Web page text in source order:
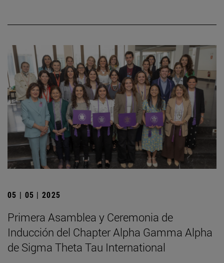
05 | 05 | 2025
Primera Asamblea y Ceremonia de
Inducción del Chapter Alpha Gamma Alpha
de Sigma Theta Tau International